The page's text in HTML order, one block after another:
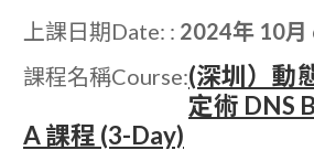
上課日期Date: : 2024年 10月
課程名稱Course:(深圳）動
定術 DNS
A 課程 (3-Day)